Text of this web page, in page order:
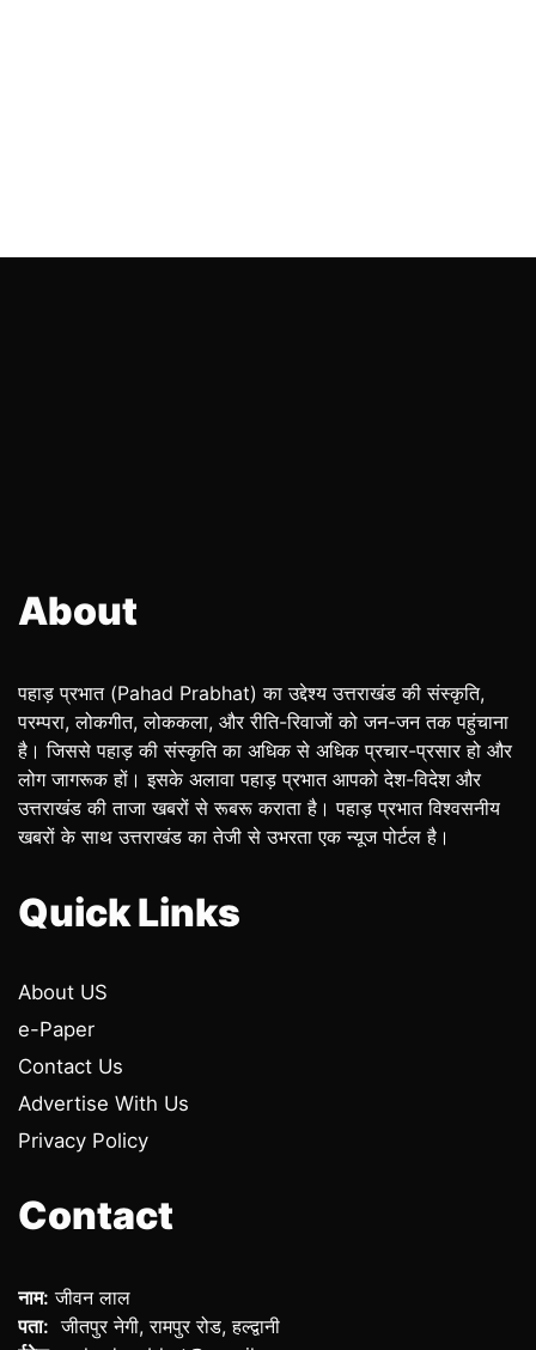
About
पहाड़ प्रभात (Pahad Prabhat) का उद्देश्य उत्तराखंड की संस्कृति,
परम्परा, लोकगीत, लोककला, और रीति-रिवाजों को जन-जन तक पहुंचाना
है। जिससे पहाड़ की संस्कृति का अधिक से अधिक प्रचार-प्रसार हो और
लोग जागरूक हों। इसके अलावा पहाड़ प्रभात आपको देश-विदेश और
उत्तराखंड की ताजा खबरों से रूबरू कराता है। पहाड़ प्रभात विश्वसनीय
खबरों के साथ उत्तराखंड का तेजी से उभरता एक न्यूज पोर्टल है।
Quick Links
About US
e-Paper
Contact Us
Advertise With Us
Privacy Policy
Contact
नाम: जीवन लाल
पता: जीतपुर नेगी, रामपुर रोड, हल्द्वानी